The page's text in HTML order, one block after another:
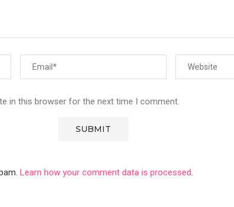
in this browser for the next time I comment.
Learn how your comment data is processed.